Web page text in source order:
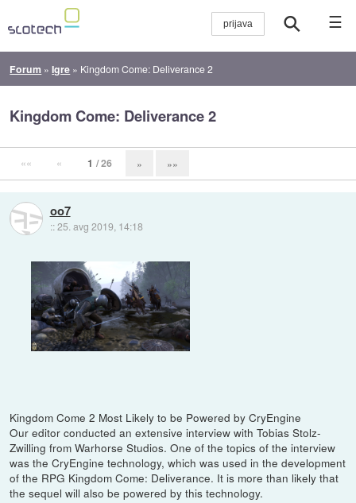
☰
Forum »Igre » Kingdom Come: Deliverance 2
Kingdom Come: Deliverance 2
«« « 1 / 26 » »»
oo7
::25. avg 2019, 14:18
Kingdom Come 2 Most Likely to be Powered by CryEngine
Our editor conducted an extensive interview with Tobias Stolz-
Zwilling from Warhorse Studios. One of the topics of the interview
was the CryEngine technology, which was used in the development
of the RPG Kingdom Come: Deliverance. It is more than likely that
the sequel will also be powered by this technology.